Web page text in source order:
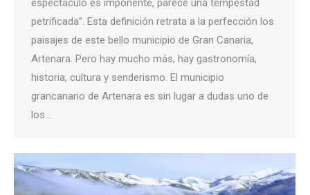
espectáculo es imponente, parece una tempestad
petrificada”. Esta definición retrata a la perfección los
paisajes de este bello municipio de Gran Canaria,
Artenara. Pero hay mucho más, hay gastronomía,
historia, cultura y senderismo. El municipio
grancanario de Artenara es sin lugar a dudas uno de
los…